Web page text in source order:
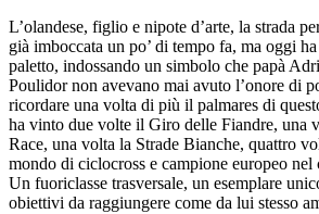
L’olandese, figlio e nipote d’arte, la strada
già imboccata un po’ di tempo fa, ma oggi
paletto, indossando un simbolo che papà
Poulidor non avevano mai avuto l’onore di
ricordare una volta di più il palmares di
ha vinto due volte il Giro delle Fiandre, una
Race, una volta la Strade Bianche, quattro
mondo di ciclocross e campione europeo
Un fuoriclasse trasversale, un esemplare
obiettivi da raggiungere come da lui stesso